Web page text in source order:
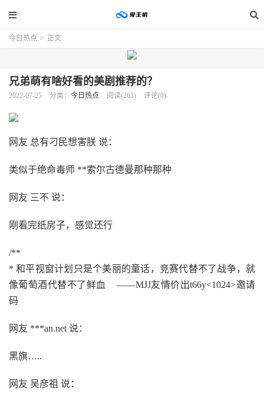
今日热点 > 正文
兄弟萌有啥好看的美剧推荐的？
2022-07-25 分类： 今日热点 阅读(263) 评论(0)
网友 总有刁民想害朕 说：
类似于绝命毒师 **索尔古德曼那种那种
网友 三不 说：
刚看完纸房子，感觉还行
/**
* 和平视窗计划只是个美丽的童话，竞赛代替不了战争，就
像葡萄酒代替不了鲜血 ——MJJ友情价出t66y<1024>邀请
码
网友 ***an.net 说：
黑旗…..
网友 吴彦祖 说：